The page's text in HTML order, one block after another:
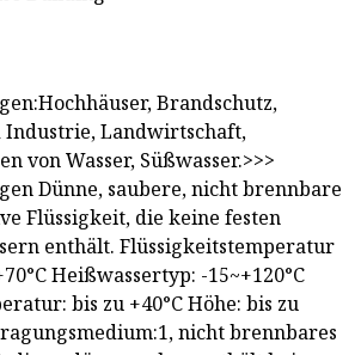
Brandschutz,
Industrie, Landwirtschaft,
von Wasser, Süßwasser.>>>
Dünne, saubere, nicht brennbare
Flüssigkeit, die keine festen
enthält. Flüssigkeitstemperatur
Heißwassertyp: -15~+120°C
bis zu +40°C Höhe: bis zu
nicht brennbares